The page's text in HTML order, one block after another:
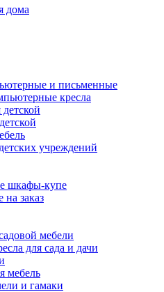
дома
и письменные
кресла
учреждений
шкафы-купе
заказ
мебели
для сада и дачи
мебель
и гамаки